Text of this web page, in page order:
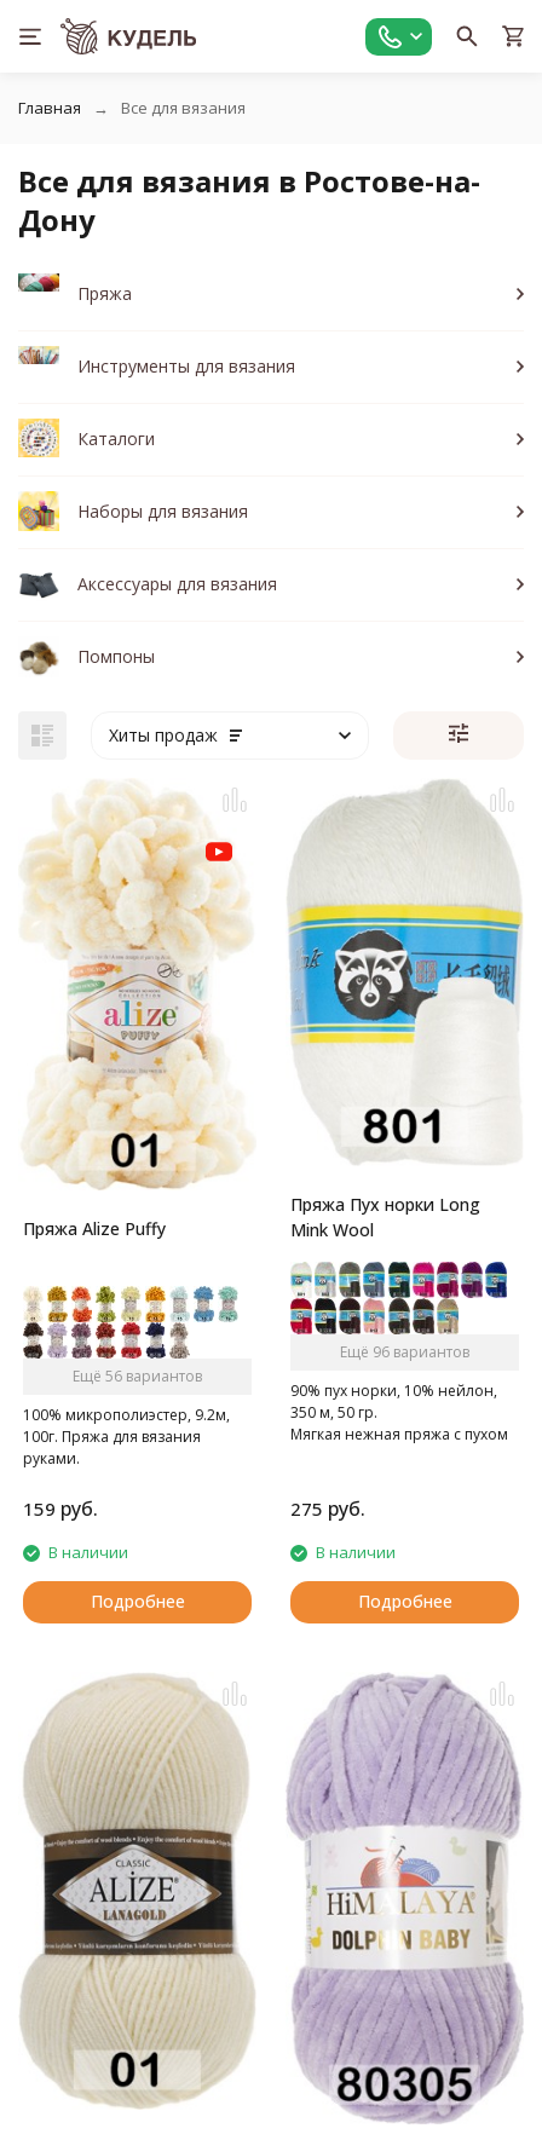
Главная Все для вязания
Все для вязания в Ростове-на-
Дону
Пряжа
Инструменты для вязания
Каталоги
Наборы для вязания
Аксессуары для вязания
Помпоны
Хиты продаж
Пряжа Alize Puffy
Ещё 56 вариантов
100% микрополиэстер, 9.2м,
100г. Пряжа для вязания
руками.
159 руб.
В наличии
Подробнее
Пряжа Пух норки Long
Mink Wool
Ещё 96 вариантов
90% пух норки, 10% нейлон,
350 м, 50 гр.
Мягкая нежная пряжа с пухом
275 руб.
В наличии
Подробнее